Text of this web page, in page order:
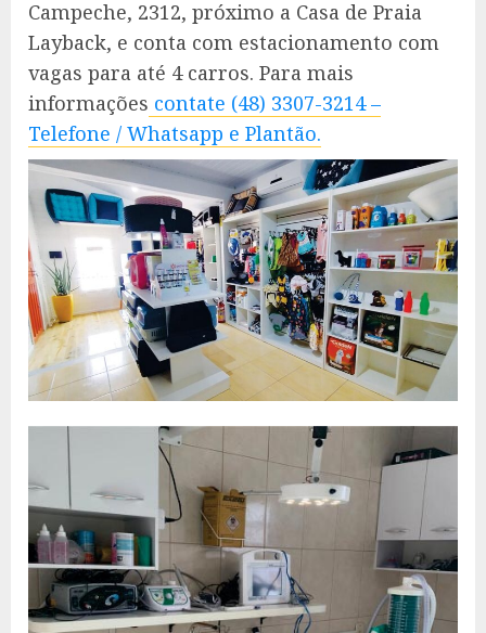
Campeche, 2312, próximo a Casa de Praia
Layback, e conta com estacionamento com
vagas para até 4 carros. Para mais
informações contate (48) 3307-3214 –
Telefone / Whatsapp e Plantão.